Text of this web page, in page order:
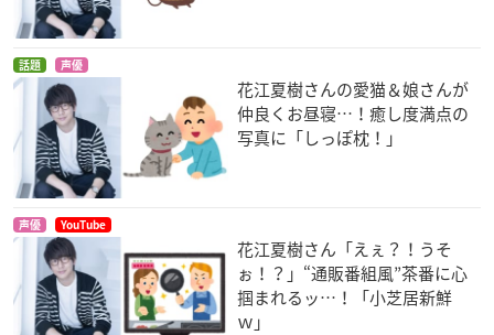
話題 声優
花江夏樹さんの愛猫＆娘さんが
仲良くお昼寝…！癒し度満点の
写真に「しっぽ枕！」
声優 YouTube
花江夏樹さん「えぇ？！うそ
ぉ！？」“通販番組風”茶番に心
掴まれるッ…！「小芝居新鮮
ｗ」